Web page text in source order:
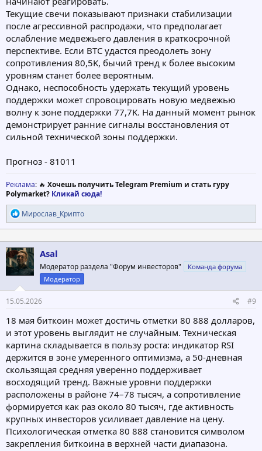
Текущие свечи показывают признаки стабилизации
после агрессивной распродажи, что предполагает
ослабление медвежьего давления в краткосрочной
перспективе. Если BTC удастся преодолеть зону
сопротивления 80,5K, бычий тренд к более высоким
уровням станет более вероятным.
Однако, неспособность удержать текущий уровень
поддержки может спровоцировать новую медвежью
волну к зоне поддержки 77,7K. На данный момент рынок
демонстрирует ранние сигналы восстановления от
сильной технической зоны поддержки.
Прогноз - 81011
Реклама: 🔥 Хочешь получить Telegram Premium и стать гуру
Polymarket? Кликай сюда!
Р
е
а
к
ц
и
и
:
Мирослав_Крипто
Asal
Модератор раздела "Форум инвесторов"
Команда форума
Модератор
15.05.2026 #9
18 мая биткоин может достичь отметки 80 888 долларов,
и этот уровень выглядит не случайным. Техническая
картина складывается в пользу роста: индикатор RSI
держится в зоне умеренного оптимизма, а 50-дневная
скользящая средняя уверенно поддерживает
восходящий тренд. Важные уровни поддержки
расположены в районе 74–78 тысяч, а сопротивление
формируется как раз около 80 тысяч, где активность
крупных инвесторов усиливает давление на цену.
Психологическая отметка 80 888 становится символом
закрепления биткоина в верхней части диапазона.